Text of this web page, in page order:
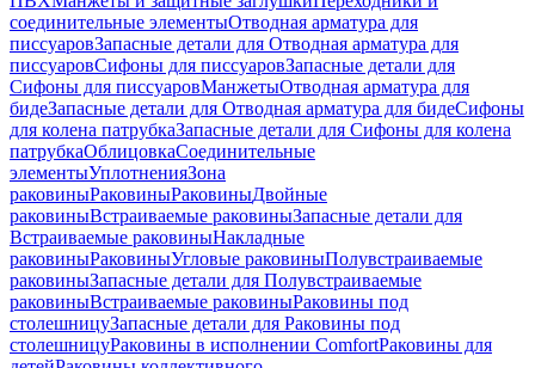
соединительные элементыОтводная арматура для
писсуаровЗапасные детали для Отводная арматура для
писсуаровCифоны для писсуаровЗапасные детали для
Cифоны для писсуаровМанжетыОтводная арматура для
бидеЗапасные детали для Отводная арматура для бидеСифоны
для колена патрубкаЗапасные детали для Сифоны для колена
патрубкаОблицовкаСоединительные
элементыУплотненияЗона
раковиныРаковиныРаковиныДвойные
раковиныВстраиваемые раковиныЗапасные детали для
Встраиваемые раковиныНакладные
раковиныРаковиныУгловые раковиныПолувстраиваемые
раковиныЗапасные детали для Полувстраиваемые
раковиныВстраиваемые раковиныРаковины под
столешницуЗапасные детали для Раковины под
столешницуРаковины в исполнении ComfortPаковины для